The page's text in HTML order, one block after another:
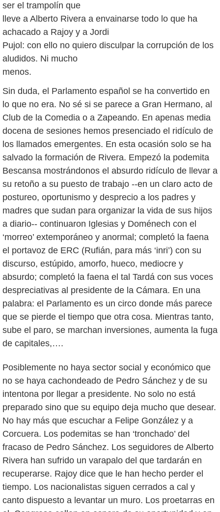
ser el trampolín que
lleve a Alberto Rivera a envainarse todo lo que ha
achacado a Rajoy y a Jordi
Pujol: con ello no quiero disculpar la corrupción de los
aludidos. Ni mucho
menos.
Sin duda, el Parlamento español se ha convertido en
lo que no era. No sé si se parece a Gran Hermano, al
Club de la Comedia o a Zapeando. En apenas media
docena de sesiones hemos presenciado el ridículo de
los llamados emergentes. En esta ocasión solo se ha
salvado la formación de Rivera. Empezó la podemita
Bescansa mostrándonos el absurdo ridículo de llevar a
su retoño a su puesto de trabajo --en un claro acto de
postureo, oportunismo y desprecio a los padres y
madres que sudan para organizar la vida de sus hijos
a diario-- continuaron Iglesias y Doménech con el
‘morreo’ extemporáneo y anormal; completó la faena
el portavoz de ERC (Rufián, para más ‘inri’) con su
discurso, estúpido, amorfo, hueco, mediocre y
absurdo; completó la faena el tal Tardá con sus voces
despreciativas al presidente de la Cámara. En una
palabra: el Parlamento es un circo donde más parece
que se pierde el tiempo que otra cosa. Mientras tanto,
sube el paro, se marchan inversiones, aumenta la fuga
de capitales,….
Posiblemente no haya sector social y económico que
no se haya cachondeado de Pedro Sánchez y de su
intentona por llegar a presidente. No solo no está
preparado sino que su equipo deja mucho que desear.
No hay más que escuchar a Felipe González y a
Corcuera. Los podemitas se han ‘tronchado’ del
fracaso de Pedro Sánchez. Los seguidores de Alberto
Rivera han sufrido un varapalo del que tardarán en
recuperarse. Rajoy dice que le han hecho perder el
tiempo. Los nacionalistas siguen cerrados a cal y
canto dispuesto a levantar un muro. Los proetarras en